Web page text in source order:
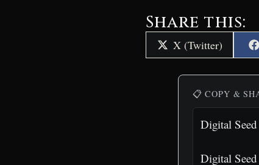
Share this:
Share
on
X (Twitter)
📋 COPY &